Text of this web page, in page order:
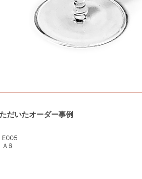
だいたオーダー事例
E005
Ａ6